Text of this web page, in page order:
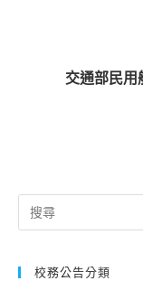
交通部民
Search
for:
校務公告分類